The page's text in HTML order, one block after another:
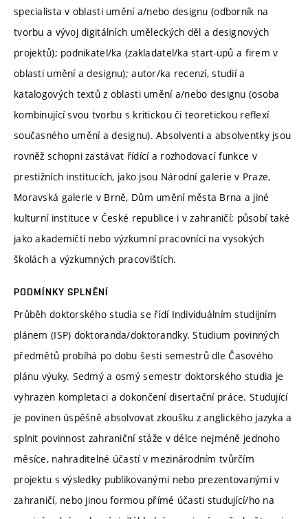
specialista v oblasti umění a/nebo designu (odborník na
tvorbu a vývoj digitálních uměleckých děl a designových
projektů); podnikatel/ka (zakladatel/ka start-upů a firem v
oblasti umění a designu); autor/ka recenzí, studií a
katalogových textů z oblasti umění a/nebo designu (osoba
kombinující svou tvorbu s kritickou či teoretickou reflexí
současného umění a designu). Absolventi a absolventky jsou
rovněž schopni zastávat řídící a rozhodovací funkce v
prestižních institucích, jako jsou Národní galerie v Praze,
Moravská galerie v Brně, Dům umění města Brna a jiné
kulturní instituce v České republice i v zahraničí; působí také
jako akademičtí nebo výzkumní pracovníci na vysokých
školách a výzkumných pracovištích.
PODMÍNKY SPLNĚNÍ
Průběh doktorského studia se řídí Individuálním studijním
plánem (ISP) doktoranda/doktorandky. Studium povinných
předmětů probíhá po dobu šesti semestrů dle Časového
plánu výuky. Sedmý a osmý semestr doktorského studia je
vyhrazen kompletaci a dokončení disertační práce. Studující
je povinen úspěšně absolvovat zkoušku z anglického jazyka a
splnit povinnost zahraniční stáže v délce nejméně jednoho
měsíce, nahraditelné účastí v mezinárodním tvůrčím
projektu s výsledky publikovanými nebo prezentovanými v
zahraničí, nebo jinou formou přímé účasti studující/ho na